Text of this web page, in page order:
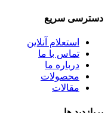
دسترسی سریع
استعلام آنلاین
تماس با ما
درباره ما
محصولات
مقالات